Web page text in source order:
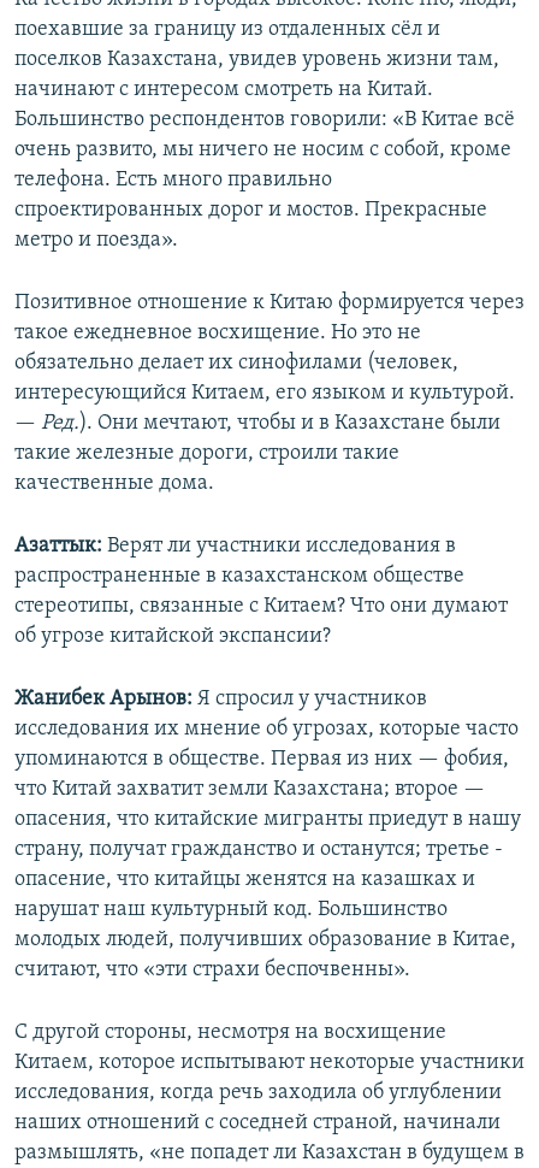
поехавшие за границу из отдаленных сёл и
поселков Казахстана, увидев уровень жизни там,
начинают с интересом смотреть на Китай.
Большинство респондентов говорили: «В Китае всё
очень развито, мы ничего не носим с собой, кроме
телефона. Есть много правильно
спроектированных дорог и мостов. Прекрасные
метро и поезда».
Позитивное отношение к Китаю формируется через
такое ежедневное восхищение. Но это не
обязательно делает их синофилами (человек,
интересующийся Китаем, его языком и культурой.
— Ред.). Они мечтают, чтобы и в Казахстане были
такие железные дороги, строили такие
качественные дома.
Азаттык: Верят ли участники исследования в
распространенные в казахстанском обществе
стереотипы, связанные с Китаем? Что они думают
об угрозе китайской экспансии?
Жанибек Арынов: Я спросил у участников
исследования их мнение об угрозах, которые часто
упоминаются в обществе. Первая из них — фобия,
что Китай захватит земли Казахстана; второе —
опасения, что китайские мигранты приедут в нашу
страну, получат гражданство и останутся; третье -
опасение, что китайцы женятся на казашках и
нарушат наш культурный код. Большинство
молодых людей, получивших образование в Китае,
считают, что «эти страхи беспочвенны».
С другой стороны, несмотря на восхищение
Китаем, которое испытывают некоторые участники
исследования, когда речь заходила об углублении
наших отношений с соседней страной, начинали
размышлять, «не попадет ли Казахстан в будущем в